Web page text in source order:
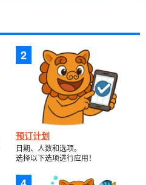
预订计划
日期、人数和选项。
选择以下选项进行应用！